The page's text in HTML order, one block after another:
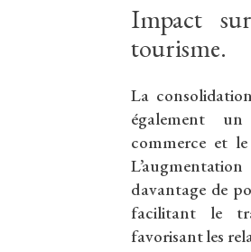
Impact
tourisme.
La
également
commerce et
davantage de
facilitant le
favorisant les